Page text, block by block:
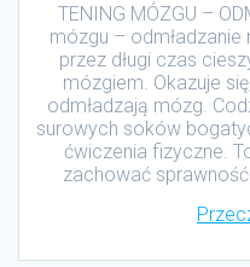
TENING MÓZGU –
mózgu –
przez długi czas
mózgiem. Okazuje
odmładzają mózg.
surowych soków
ćwiczenia fizyczne.
zachować